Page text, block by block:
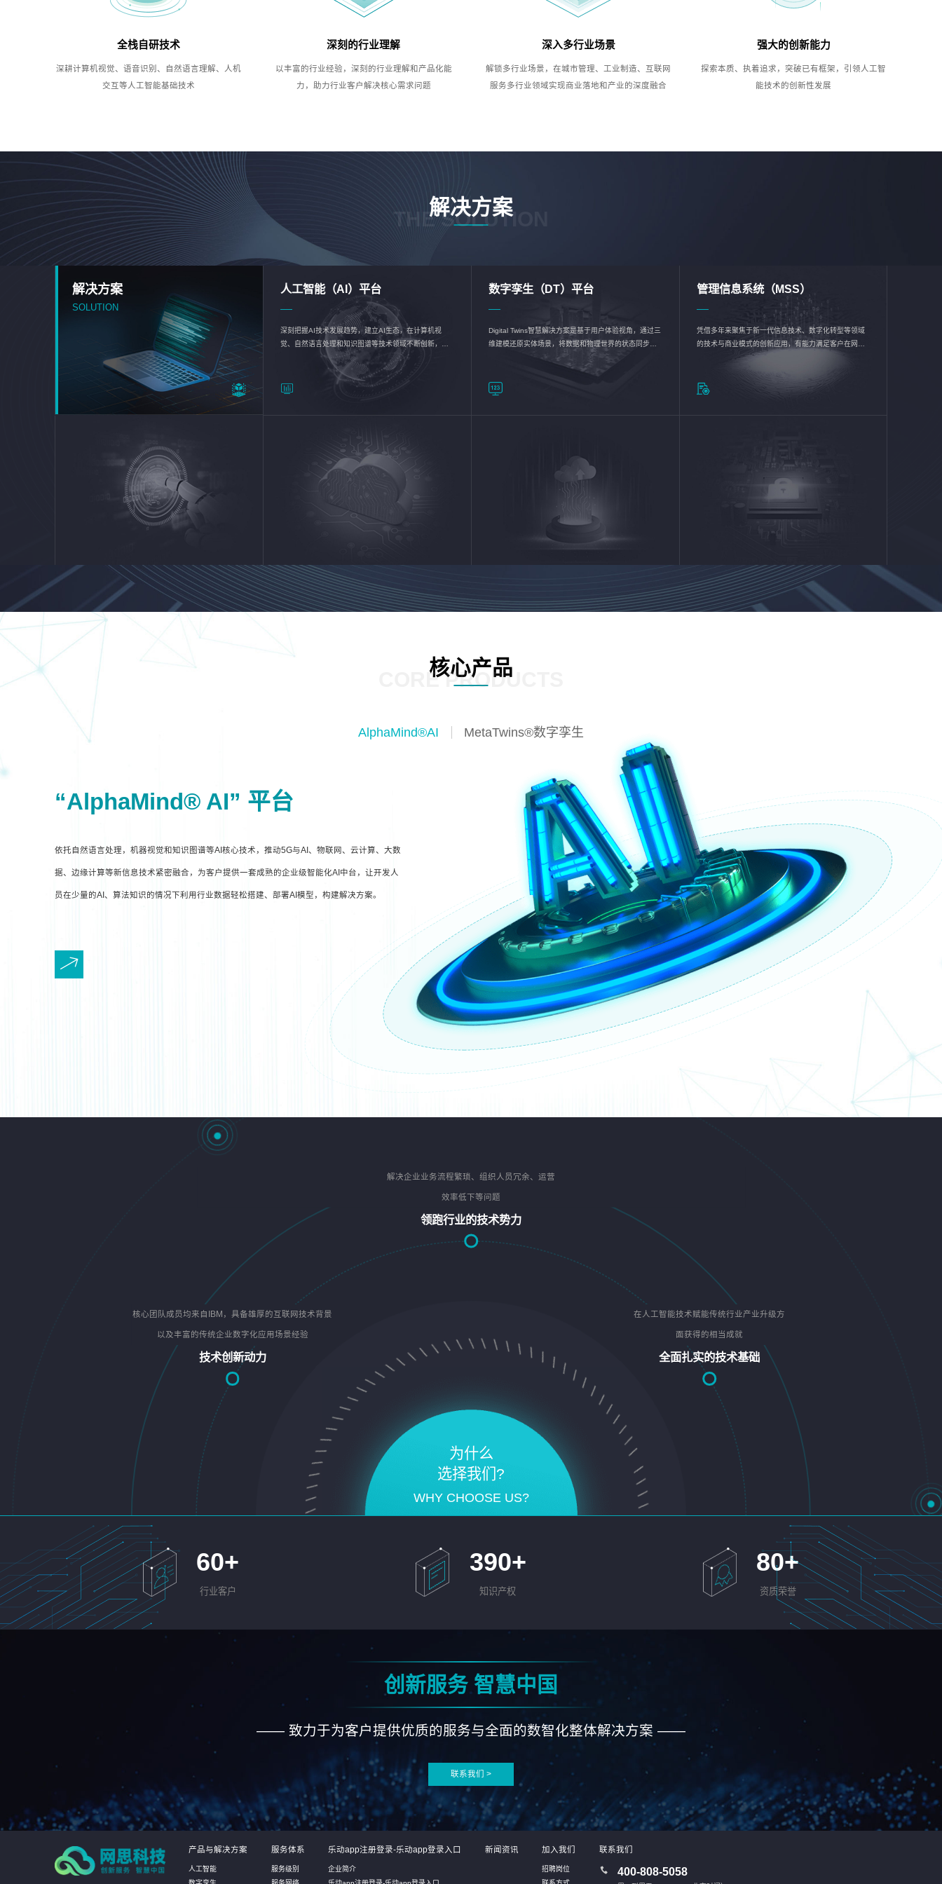
全栈自研技术
深耕计算机视觉、语音识别、自然语言理解、人机
交互等人工智能基础技术
深刻的行业理解
以丰富的行业经验，深刻的行业理解和产品化能
力，助力行业客户解决核心需求问题
深入多行业场景
解锁多行业场景，在城市管理、工业制造、互联网
服务多行业领域实现商业落地和产业的深度融合
强大的创新能力
探索本质、执着追求，突破已有框架，引领人工智
能技术的创新性发展
解决方案
THE SOLUTION
解决方案
SOLUTION
人工智能（AI）平台
深刻把握AI技术发展趋势，建立AI生态，在计算机视
觉、自然语言处理和知识图谱等技术领域不断创新，持
续优化企业数智化转型加速器—AlphaMind®AI能力开放
数字孪生（DT）平台
Digital Twins智慧解决方案是基于用户体验视角，通过三
维建模还原实体场景，将数据和物理世界的状态同步呈
现，使用户对关键数据有更直观的感受，推动各行业完
成智能化转型，实现新旧动能的转换
管理信息系统（MSS）
凭借多年来聚焦于新一代信息技术、数字化转型等领域
的技术与商业模式的创新应用，有能力满足客户在网络
优化、运营维护和信息安全防护等方面的需求，为客户
核心产品
CORE PRODUCTS
AlphaMind®AI MetaTwins®数字孪生
“AlphaMind® AI” 平台
依托自然语言处理，机器视觉和知识图谱等AI核心技术，推动5G与AI、物联网、云计算、大数
据、边缘计算等新信息技术紧密融合，为客户提供一套成熟的企业级智能化AI中台，让开发人
员在少量的AI、算法知识的情况下利用行业数据轻松搭建、部署AI模型，构建解决方案。
为什么
选择我们?
WHY CHOOSE US?
核心团队成员均来自IBM，具备雄厚的互联网技术背景
以及丰富的传统企业数字化应用场景经验
技术创新动力
解决企业业务流程繁琐、组织人员冗余、运营
效率低下等问题
领跑行业的技术势力
在人工智能技术赋能传统行业产业升级方
面获得的相当成就
全面扎实的技术基础
60+
行业客户
390+
知识产权
80+
资质荣誉
创新服务 智慧中国
—— 致力于为客户提供优质的服务与全面的数智化整体解决方案 ——
联系我们 >
产品与解决方案
人工智能
服务体系
服务级别
乐动app注册登录-乐动app登录入口
企业简介
新闻资讯 加入我们
招聘岗位
联系我们
400-808-5058